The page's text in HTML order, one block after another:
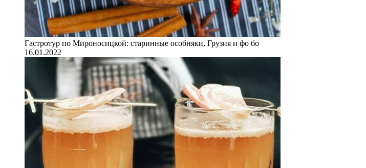
Гастротур по Мироносицкой: старинные особняки, Грузия и фо бо
16.01.2022